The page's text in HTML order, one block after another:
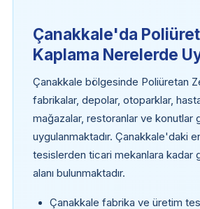
Çanakkale'da
Kaplama Nerelerde
Çanakkale bölgesinde Poliüretan
fabrikalar, depolar, otoparklar,
mağazalar, restoranlar ve konutlar
uygulanmaktadır. Çanakkale'daki
tesislerden ticari mekanlara kadar
alanı bulunmaktadır.
Çanakkale fabrika ve üretim